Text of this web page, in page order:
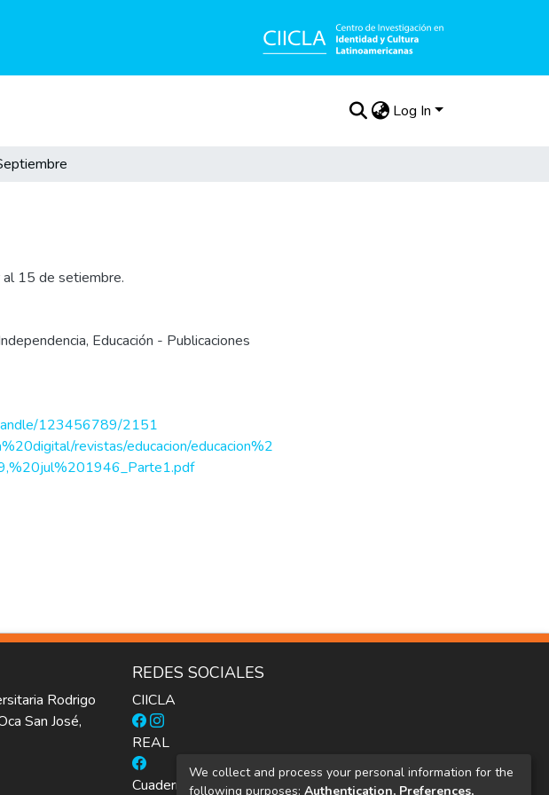
Log In
al 15 de setiembre.
, Educación - Publicaciones
123456789/2151
revistas/educacion/educacion%2
Rodrigo
San José,
REDES SOCIALES
CIICLA
REAL
Cuadernos Inter.c.a.mbio
We collect and process your personal information for the
following purposes: Authentication, Preferences,